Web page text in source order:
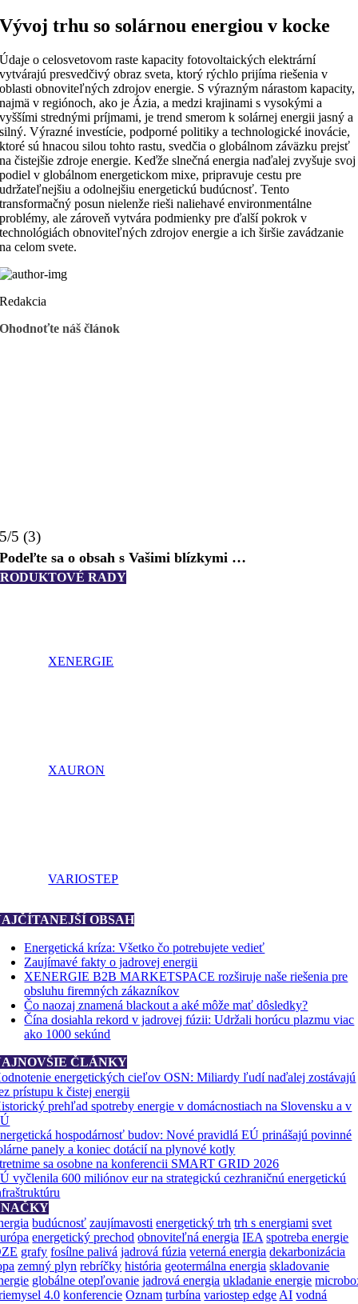
Vývoj trhu so solárnou energiou v kocke
Údaje o celosvetovom raste kapacity fotovoltaických elektrární
vytvárajú presvedčivý obraz sveta, ktorý rýchlo prijíma riešenia v
oblasti obnoviteľných zdrojov energie. S výrazným nárastom kapacity,
najmä v regiónoch, ako je Ázia, a medzi krajinami s vysokými a
vyššími strednými príjmami, je trend smerom k solárnej energii jasný a
silný. Výrazné investície, podporné politiky a technologické inovácie,
ktoré sú hnacou silou tohto rastu, svedčia o globálnom záväzku prejsť
na čistejšie zdroje energie. Keďže slnečná energia naďalej zvyšuje svoj
podiel v globálnom energetickom mixe, pripravuje cestu pre
udržateľnejšiu a odolnejšiu energetickú budúcnosť. Tento
transformačný posun nielenže rieši naliehavé environmentálne
problémy, ale zároveň vytvára podmienky pre ďalší pokrok v
technológiách obnoviteľných zdrojov energie a ich širšie zavádzanie
na celom svete.
Redakcia
Ohodnoťte náš článok
5/5 (3)
Podeľte sa o obsah s Vašimi blízkymi …
RADY
XENERGIE
XAURON
VARIOSTEP
OBSAH
Energetická kríza: Všetko čo potrebujete vedieť
Zaujímavé fakty o jadrovej energii
XENERGIE B2B MARKETSPACE rozširuje naše riešenia pre
obsluhu firemných zákazníkov
Čo naozaj znamená blackout a aké môže mať dôsledky?
Čína dosiahla rekord v jadrovej fúzii: Udržali horúcu plazmu viac
ako 1000 sekúnd
ČLÁNKY
energetických cieľov OSN: Miliardy ľudí naďalej zostávajú
prístupu k čistej energii
prehľad spotreby energie v domácnostiach na Slovensku a v
hospodárnosť budov: Nové pravidlá EÚ prinášajú povinné
panely a koniec dotácií na plynové kotly
sa osobne na konferencii SMART GRID 2026
vyčlenila 600 miliónov eur na strategickú cezhraničnú energetickú
budúcnosť zaujímavosti energetický trh trh s energiami svet
energetický prechod obnoviteľná energia IEA spotreba energie
grafy fosílne palivá jadrová fúzia veterná energia dekarbonizácia
zemný plyn rebríčky história geotermálna energia skladovanie
globálne otepľovanie jadrová energia ukladanie energie
4.0 konferencie Oznam turbína variostep edge AI vodná